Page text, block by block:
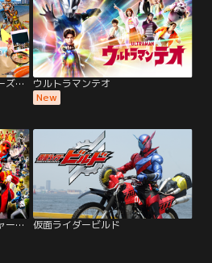
静岡発☆福岡着！ドゲンジャーズツーリズム
ウルトラマンテオ
New
ナンバーワン戦隊ゴジュウジャーVSブンブンジャー 仮面ライダービルド